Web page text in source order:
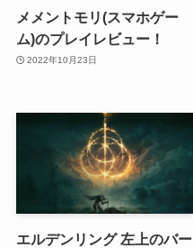
メメントモリ(スマホゲー
ム)のプレイレビュー！
2022年10月23日
エルデンリング 左上のバー